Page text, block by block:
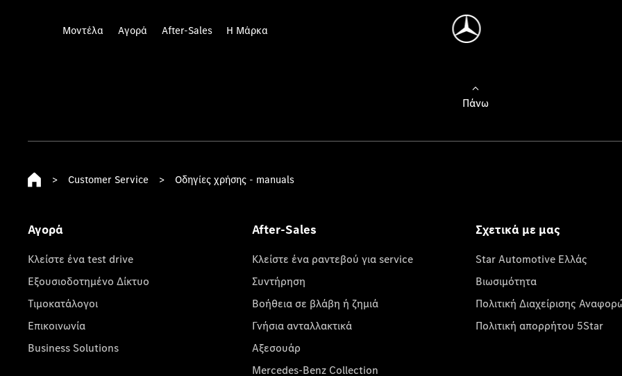
Μοντέλα Αγορά After-Sales Η Μάρκα
Πάνω
> Customer Service > Οδηγίες χρήσης - manuals
Αγορά
Κλείστε ένα test drive
Εξουσιοδοτημένο Δίκτυο
Τιμοκατάλογοι
Επικοινωνία
Business Solutions
After-Sales
Κλείστε ένα ραντεβού για service
Συντήρηση
Βοήθεια σε βλάβη ή ζημιά
Γνήσια ανταλλακτικά
Αξεσουάρ
Mercedes-Benz Collection
Σχετικά με μας
Star Automotive Ελλάς
Βιωσιμότητα
Πολιτική Διαχείρισης
Πολιτική απορρήτου 5Star